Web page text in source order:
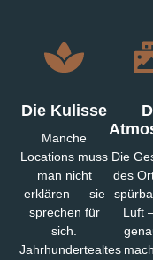
Die Kulisse
Manche
Locations muss
man nicht
erklären — sie
sprechen für
sich.
Jahrhundertealtes
Die
des
Luft